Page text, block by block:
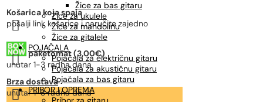
Žice za bas gitaru
Žice za ukulele
Žice za mandolinu
Žice za gitalele
POJAČALA
Pojačala za električnu gitaru
Pojačala za akustičnu gitaru
Pojačala za bas gitaru
PRIBOR I OPREMA
Košarica koja spaja
pošalji link košarice i naručite zajedno

paketomat (3,00€)
unutar 1-3 radna dana

Brza dostava
unutar 1-3 radna dana
